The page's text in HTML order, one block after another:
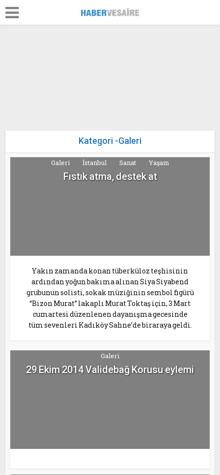
30 Mayıs 2026
Kategori -Galeri
Galeri İstanbul Sanat Yaşam
Fıstık atma, destek at
Yakın zamanda konan tüberküloz teşhisinin
ardından yoğun bakıma alınan Siya Siyabend
grubunun solisti, sokak müziğinin sembol figürü
“Bizon Murat” lakaplı Murat Toktaş için, 3 Mart
cumartesi düzenlenen dayanışma gecesinde
tüm sevenleri Kadıköy Sahne’de biraraya geldi.
Galeri
29 Ekim 2014 Validebağ Korusu eylemi